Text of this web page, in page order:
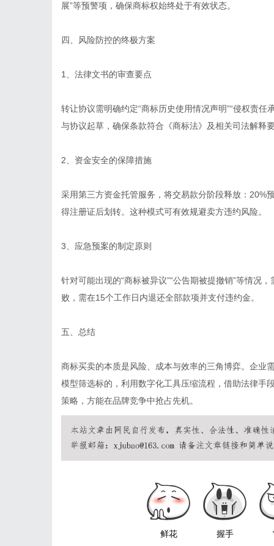
展”等预警项，确保商标权始终处于有效状态。
四、风险防控的终极方案
1、法律文书的审查要点
转让协议需明确约定“商标历史使用情况声明”“侵权责
与协议起草，确保条款符合《商标法》及相关司法解释
2、资金安全的保障措施
采用第三方资金托管服务，将交易款分阶段释放：20%
得注册证后划转。这种模式可有效规避卖方违约风险。
3、应急预案的制定原则
针对可能出现的“商标被异议”“公告期被提撤销”等情况
败，需在15个工作日内退还全部款项并支付违约金。
五、总结
商标买卖的本质是风险、成本与效率的三角博弈。企业
模型筛选标的，利用数字化工具压缩流程，借助法律手
策略，方能在品牌竞争中抢占先机。
鲜花 握手